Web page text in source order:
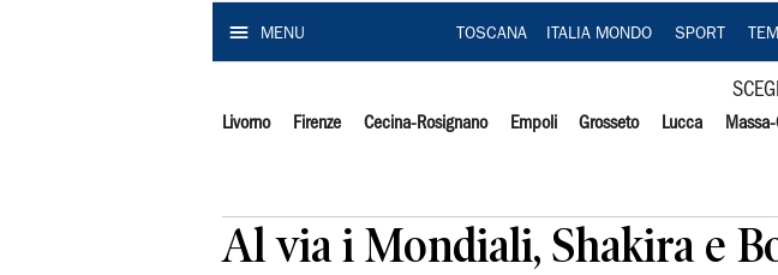
MENU TOSCANA ITALIA MONDO SPORT
Livorno Firenze Cecina-Rosignano Empoli Grosseto Lucca
Al via i Mondiali, Shakira e